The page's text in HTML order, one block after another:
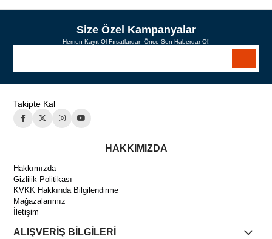
Size Özel Kampanyalar
Hemen Kayıt Ol Fırsatlardan Önce Sen Haberdar Ol!
Takipte Kal
HAKKIMIZDA
Hakkımızda
Gizlilik Politikası
KVKK Hakkında Bilgilendirme
Mağazalarımız
İletişim
ALIŞVERİŞ BİLGİLERİ